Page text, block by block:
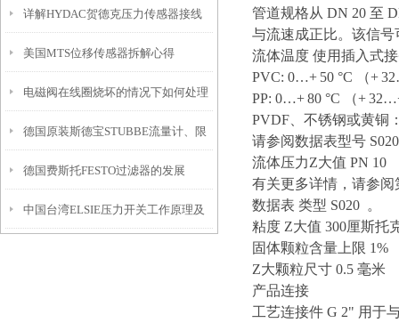
AN6X强势推广
详解HYDAC贺德克压力传感器接线
方法及原理
美国MTS位移传感器拆解心得
电磁阀在线圈烧坏的情况下如何处理
德国原装斯德宝STUBBE流量计、限
位开关、泄压阀等
德国费斯托FESTO过滤器的发展
中国台湾ELSIE压力开关工作原理及
管道规格从 DN 20 至
与流速成正比。该信号
流体温度 使用插入式接
PVC: 0…+ 50 °C （+
PP: 0…+ 80 °C （+
PVDF、不锈钢或黄铜
请参阅数据表型号
流体压力Z大值 PN 10
有关更多详情，请参阅
数据表 类型 S020 。
粘度 Z大值 300厘斯托
固体颗粒含量上限 1%
Z大颗粒尺寸 0.5 毫米
产品连接
工艺连接件 G 2" 用于